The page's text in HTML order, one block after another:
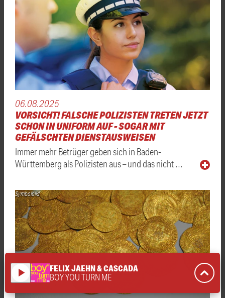
06.08.2025
VORSICHT! FALSCHE POLIZISTEN TRETEN JETZT
SCHON IN UNIFORM AUF - SOGAR MIT
GEFÄLSCHTEN DIENSTAUSWEISEN
Immer mehr Betrüger geben sich in Baden-
Württemberg als Polizisten aus – und das nicht …
Symbolbild
play_arrow FELIX JAEHN & CASCADA
BOY YOU TURN ME